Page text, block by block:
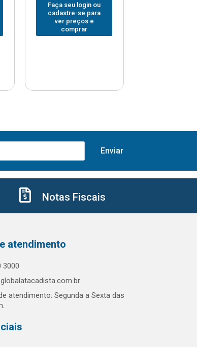
Faça seu login ou
cadastre-se para
ver preços e
comprar
Notas Fiscais
atendimento
3000
atendimento: Segunda a Sexta das